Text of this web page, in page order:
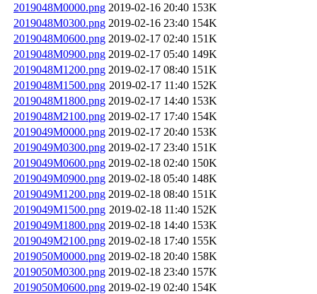
2019048M0000.png 2019-02-16 20:40 153K
2019048M0300.png 2019-02-16 23:40 154K
2019048M0600.png 2019-02-17 02:40 151K
2019048M0900.png 2019-02-17 05:40 149K
2019048M1200.png 2019-02-17 08:40 151K
2019048M1500.png 2019-02-17 11:40 152K
2019048M1800.png 2019-02-17 14:40 153K
2019048M2100.png 2019-02-17 17:40 154K
2019049M0000.png 2019-02-17 20:40 153K
2019049M0300.png 2019-02-17 23:40 151K
2019049M0600.png 2019-02-18 02:40 150K
2019049M0900.png 2019-02-18 05:40 148K
2019049M1200.png 2019-02-18 08:40 151K
2019049M1500.png 2019-02-18 11:40 152K
2019049M1800.png 2019-02-18 14:40 153K
2019049M2100.png 2019-02-18 17:40 155K
2019050M0000.png 2019-02-18 20:40 158K
2019050M0300.png 2019-02-18 23:40 157K
2019050M0600.png 2019-02-19 02:40 154K